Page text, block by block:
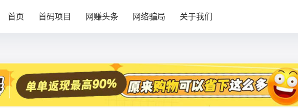
首页 首码项目 网赚头条 网络骗局 关于我们